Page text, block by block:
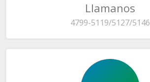
Llamanos
4799-5119/5127/5146